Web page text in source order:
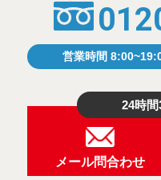
営業時間
24時間
メール問合わせ